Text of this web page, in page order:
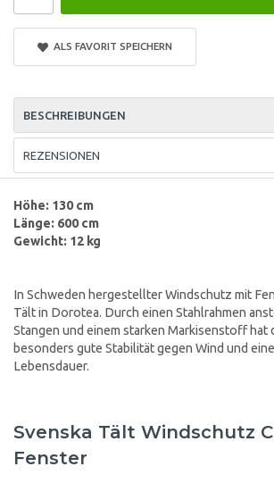
ALS FAVORIT SPEICHERN
BESCHREIBUNGEN
REZENSIONEN
Höhe: 130 cm
Länge: 600 cm
Gewicht: 12 kg
In Schweden hergestellter Windschutz mit
Tält in Dorotea. Durch einen Stahlrahmen
Stangen und einem starken Markisenstoff hat
besonders gute Stabilität gegen Wind und
Lebensdauer.
Svenska Tält Windschutz
Fenster